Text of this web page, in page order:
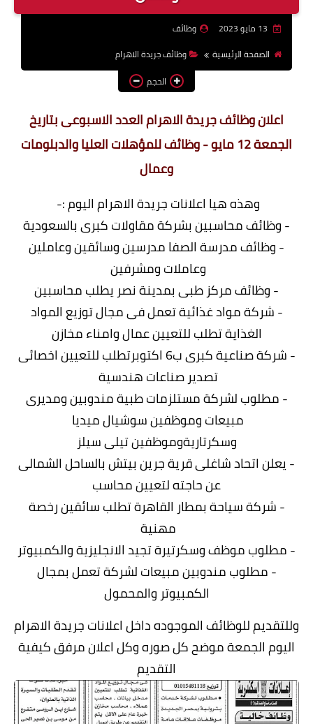
وظائف
الصفحة الرئيسية
وظائف جريدة الاهرام
الحجم
اعلان وظائف جريدة الاهرام العدد الاسبوعى بتاريخ
الجمعة 12 مايو - وظائف للمؤهلات العليا والدبلومات
وعمال
وهذه هيا اعلانات جريدة الاهرام اليوم :-
- وظائف محاسبين بشركة مقاولات كبرى بالسعودية
- وظائف مدرسة الصفا مدرسين وسائقين وعاملين
وعاملات ومشرفين
- وظائف مركز طبى بمدينة نصر يطلب محاسبين
- شركة مواد غذائية تعمل فى مجال توزيع المواد
الغذاية تطلب للتعيين عمال وامناء مخازن
- شركة صناعية كبرى ب6 اكتوبرتطلب للتعيين اخصائى
تصدير صناعات هندسية
- مطلوب لشركة مستلزمات طبية مندوبين ومديرى
مبيعات وموظفين سوشيال ميديا
وسكرتاريةوموظفين تيلى سيلز
- يعلن اتحاد شاغلى قرية جرين بيتش بالساحل الشمالى
عن حاجته لتعيين محاسب
- شركة سياحة بمطار القاهرة تطلب سائقين رخصة
مهنية
- مطلوب موظف وسكرتيرة تجيد الانجليزية والكمبيوتر
- مطلوب مندوبين مبيعات لشركة تعمل بمجال
الكمبيوتر والمحمول
وللتقديم للوظائف الموجوده داخل اعلانات جريدة الاهرام
اليوم الجمعة موضح كل صوره وكل اعلان مرفق كيفية
التقديم